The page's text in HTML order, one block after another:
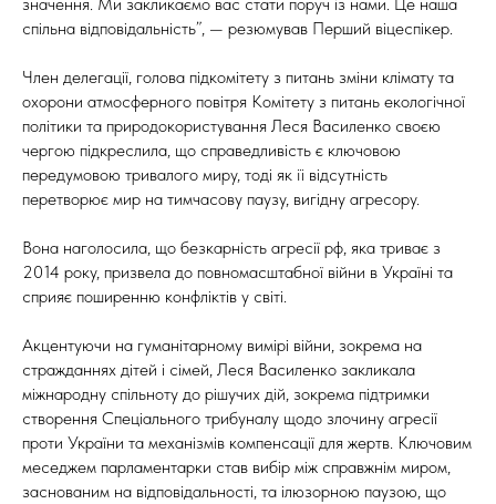
спільна відповідальність”, — резюмував Перший віцеспікер.
Член делегації, голова підкомітету з питань зміни клімату та
охорони атмосферного повітря Комітету з питань екологічної
політики та природокористування Леся Василенко своєю
чергою підкреслила, що справедливість є ключовою
передумовою тривалого миру, тоді як її відсутність
перетворює мир на тимчасову паузу, вигідну агресору.
Вона наголосила, що безкарність агресії рф, яка триває з
2014 року, призвела до повномасштабної війни в Україні та
сприяє поширенню конфліктів у світі.
Акцентуючи на гуманітарному вимірі війни, зокрема на
стражданнях дітей і сімей, Леся Василенко закликала
міжнародну спільноту до рішучих дій, зокрема підтримки
створення Спеціального трибуналу щодо злочину агресії
проти України та механізмів компенсації для жертв. Ключовим
меседжем парламентарки став вибір між справжнім миром,
заснованим на відповідальності, та ілюзорною паузою, що